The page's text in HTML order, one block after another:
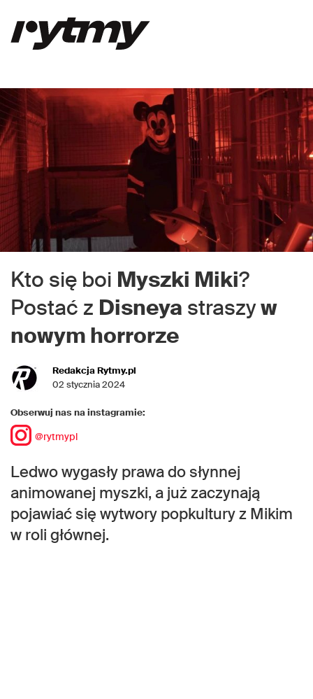
Kto się boi Myszki Miki?
Postać z Disneya straszyw
nowym horrorze
Redakcja Rytmy.pl
02 stycznia 2024
Obserwuj nas na instagramie:
@rytmypl
Ledwo wygasły prawa do słynnej
animowanej myszki, a już zaczynają
pojawiać się wytwory popkultury z Mikim
w roli głównej.